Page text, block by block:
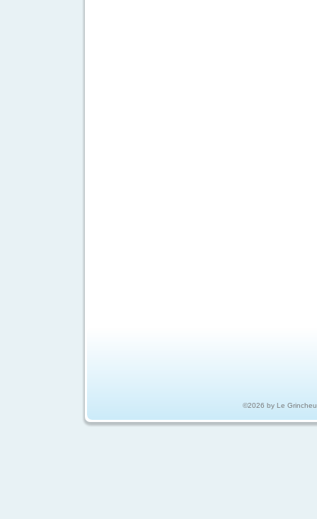
©2026 by Le